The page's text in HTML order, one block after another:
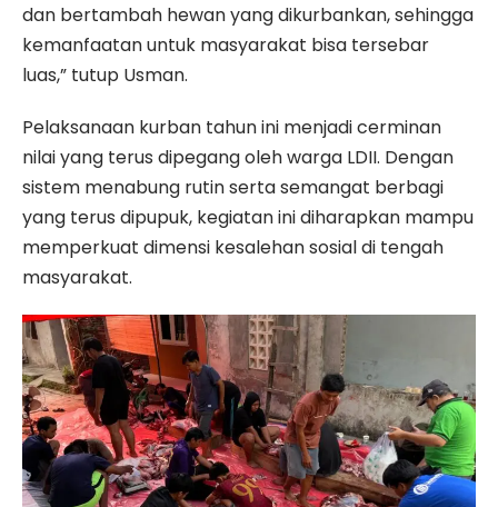
dan bertambah hewan yang dikurbankan, sehingga
kemanfaatan untuk masyarakat bisa tersebar
luas,” tutup Usman.
Pelaksanaan kurban tahun ini menjadi cerminan
nilai yang terus dipegang oleh warga LDII. Dengan
sistem menabung rutin serta semangat berbagi
yang terus dipupuk, kegiatan ini diharapkan mampu
memperkuat dimensi kesalehan sosial di tengah
masyarakat.